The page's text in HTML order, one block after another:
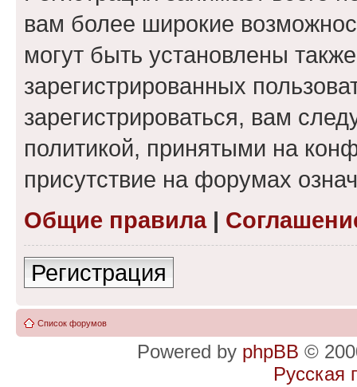
вам более широкие
могут быть установлены
зарегистрированных
зарегистрироваться, вам
политикой, принятыми на
присутствие на форумах
Общие правила|
Регистрация
Список форумов
Powered by phpBB ©
Русская